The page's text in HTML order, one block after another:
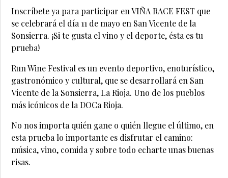
Inscríbete ya para participar en VIÑA RACE FEST que
se celebrará el día 11 de mayo en San Vicente de la
Sonsierra. ¡Si te gusta el vino y el deporte, ésta es tu
prueba!
Run Wine Festival es un evento deportivo, enoturístico,
gastronómico y cultural, que se desarrollará en San
Vicente de la Sonsierra, La Rioja. Uno de los pueblos
más icónicos de la DOCa Rioja.
No nos importa quién gane o quién llegue el último, en
esta prueba lo importante es disfrutar el camino:
música, vino, comida y sobre todo echarte unas buenas
risas.